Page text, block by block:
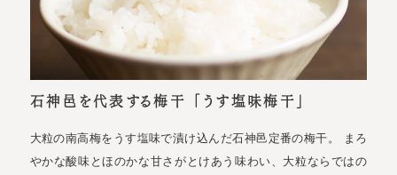
石神邑を代表する梅干 「うす塩味梅干」
大粒の南高梅をうす塩味で漬け込んだ石神邑定番の梅干。 まろ
やかな酸味とほのかな甘さがとけあう味わい、大粒ならではの